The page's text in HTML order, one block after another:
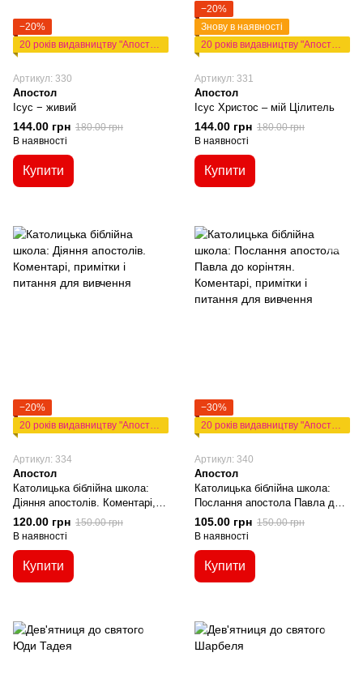
−20%
Артикул: 330
Апостол
Ісус − живий
144.00 грн 180.00 грн
В наявності
Купити
−20%
Знову в наявності
Артикул: 331
Апостол
Ісус Христос – мій Цілитель
144.00 грн 180.00 грн
В наявності
Купити
−20%
Артикул: 334
Апостол
Католицька біблійна школа:
Діяння апостолів. Коментарі,
примітки і питання для
вивчення
120.00 грн 150.00 грн
В наявності
Купити
−30%
Артикул: 340
Апостол
Католицька біблійна школа:
Послання апостола Павла до
корінтян. Коментарі, примітки і
питання для вивчення
105.00 грн 150.00 грн
В наявності
Купити